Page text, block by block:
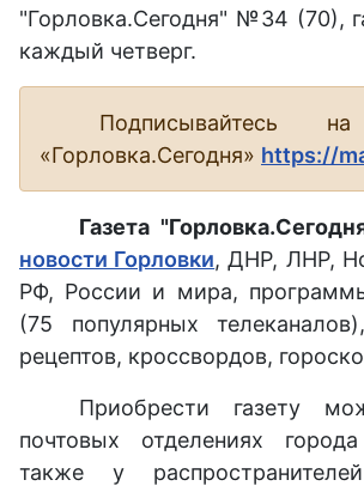
"Горловка.Сегодня" №34 (70),
каждый четверг.
Подписывайтесь
«Горловка.Сегодня» https://
Газета
новости Горловки, ДНР, ЛНР,
РФ, России и мира,
(75 популярных
рецептов, кроссвордов,
Приобрести газету
почтовых отделениях
также у